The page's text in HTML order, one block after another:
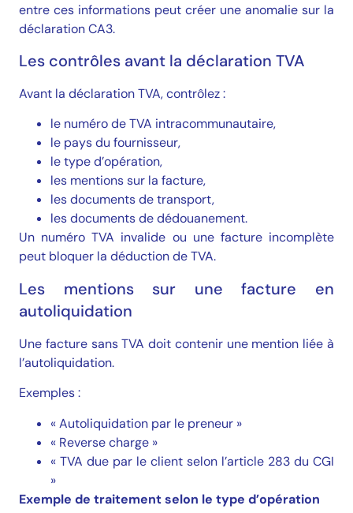
entre ces informations peut créer une anomalie sur la
déclaration CA3.
Les contrôles avant la déclaration TVA
Avant la déclaration TVA, contrôlez :
le numéro de TVA intracommunautaire,
le pays du fournisseur,
le type d’opération,
les mentions sur la facture,
les documents de transport,
les documents de dédouanement.
Un numéro TVA invalide ou une facture incomplète
peut bloquer la déduction de TVA.
Les mentions sur une facture en
autoliquidation
Une facture sans TVA doit contenir une mention liée à
l’autoliquidation.
Exemples :
« Autoliquidation par le preneur »
« Reverse charge »
« TVA due par le client selon l’article 283 du CGI
»
Exemple de traitement selon le type d’opération